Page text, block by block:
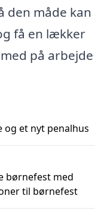
den måde kan
få en lækker
på arbejde
og et nyt penalhus
børnefest med
til børnefest